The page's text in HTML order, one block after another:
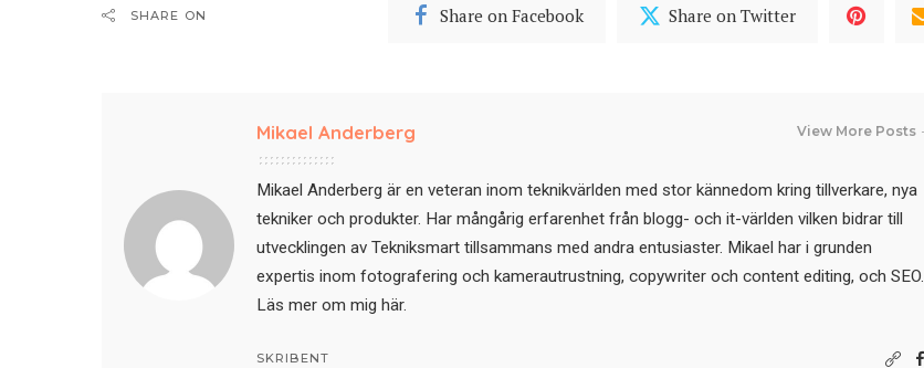
SHARE ON Share on Facebook Share on Twitter
Mikael Anderberg View More Posts
Mikael Anderberg är en veteran inom teknikvärlden med stor kännedom kring tillverkare, nya
tekniker och produkter. Har mångårig erfarenhet från blogg- och it-världen vilken bidrar till
utvecklingen av Tekniksmart tillsammans med andra entusiaster. Mikael har i grunden
expertis inom fotografering och kamerautrustning, copywriter och content editing, och SEO.
Läs mer om mig här.
SKRIBENT